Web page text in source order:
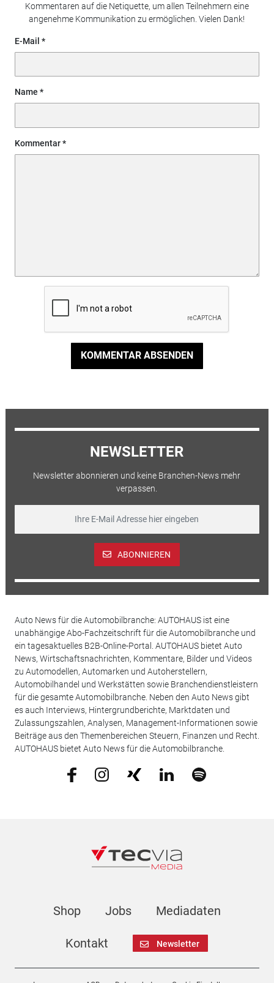
Kommentaren auf die Netiquette, um allen Teilnehmern eine
angenehme Kommunikation zu ermöglichen. Vielen Dank!
E-Mail
Name
Kommentar
KOMMENTAR ABSENDEN
NEWSLETTER
Newsletter abonnieren und keine Branchen-News mehr
verpassen.
ABONNIEREN
Auto News für die Automobilbranche: AUTOHAUS ist eine
unabhängige Abo-Fachzeitschrift für die Automobilbranche und
ein tagesaktuelles B2B-Online-Portal. AUTOHAUS bietet Auto
News, Wirtschaftsnachrichten, Kommentare, Bilder und Videos
zu Automodellen, Automarken und Autoherstellern,
Automobilhandel und Werkstätten sowie Branchendienstleistern
für die gesamte Automobilbranche. Neben den Auto News gibt
es auch Interviews, Hintergrundberichte, Marktdaten und
Zulassungszahlen, Analysen, Management-Informationen sowie
Beiträge aus den Themenbereichen Steuern, Finanzen und Recht.
AUTOHAUS bietet Auto News für die Automobilbranche.
Shop Jobs Mediadaten
Kontakt Newsletter